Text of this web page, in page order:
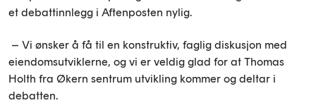
et debattinnlegg i Aftenposten nylig.
– Vi ønsker å få til en konstruktiv, faglig diskusjon med
eiendomsutviklerne, og vi er veldig glad for at Thomas
Holth fra Økern sentrum utvikling kommer og deltar i
debatten.